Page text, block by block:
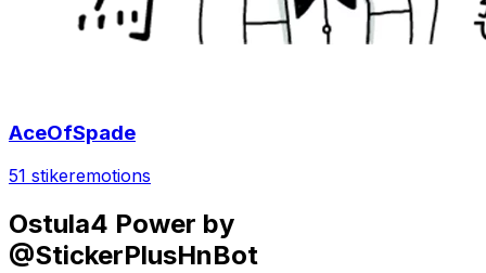
AceOfSpade
51 stikeremotions
Ostula4 Power by
@StickerPlusHnBot